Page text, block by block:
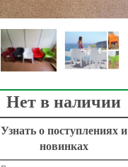
Нет в наличии
Узнать о поступлениях и
новинках